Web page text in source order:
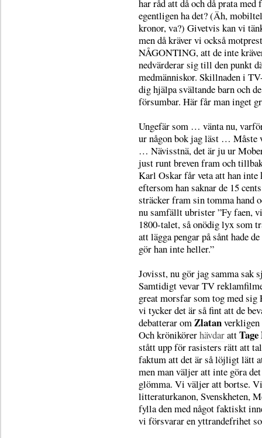
har råd att då och då prata
egentligen ha det? (Äh,
kronor, va?) Givetvis kan vi
men då kräver vi också
NÅGONTING, att de inte
nedvärderar sig till den punkt
medmänniskor. Skillnaden i
dig hjälpa svältande barn och
försumbar. Här får man inget
Ungefär som … vänta nu,
ur någon bok jag läst … Måste
… Nävisstnä, det är ju ur
just runt breven fram och
Karl Oskar får veta att han inte
eftersom han saknar de 15
sträcker fram sin tomma hand
nu samfällt ubrister ”Fy faen,
1800-talet, så onödig lyx som
att lägga pengar på sånt hade
gör han inte heller.”
Jovisst, nu gör jag samma sak
Samtidigt vevar TV
great morsfar som tog med
vi tycker det är så fint att de
debatterar om Zlatanverkligen
Och krönikörerhävdaratt
stått upp för rasisters rätt att
faktum att det är så löjligt lätt
men man väljer att inte göra
glömma. Vi väljer att bortse.
litteraturkanon, Svenskheten,
fylla den med något faktiskt
vi försvarar en yttrandefrihet